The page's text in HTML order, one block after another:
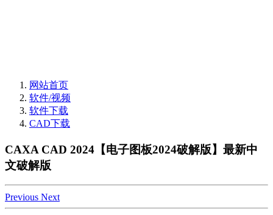
网站首页
软件/视频
软件下载
CAD下载
CAXA CAD 2024【电子图板2024破解版】最新中
文破解版
Previous Next